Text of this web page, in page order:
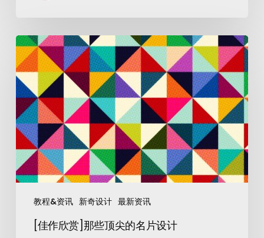
教程&资讯 新奇设计 最新资讯
[佳作欣赏]那些顶尖的名片设计